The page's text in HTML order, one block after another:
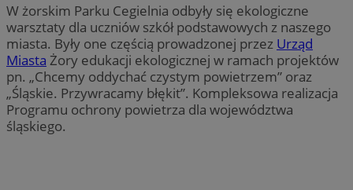
W żorskim Parku Cegielnia odbyły się ekologiczne
warsztaty dla uczniów szkół podstawowych z naszego
miasta. Były one częścią prowadzonej przez Urząd
Miasta Żory edukacji ekologicznej w ramach projektów
pn. „Chcemy oddychać czystym powietrzem” oraz
„Śląskie. Przywracamy błękit”. Kompleksowa realizacja
Programu ochrony powietrza dla województwa
śląskiego.